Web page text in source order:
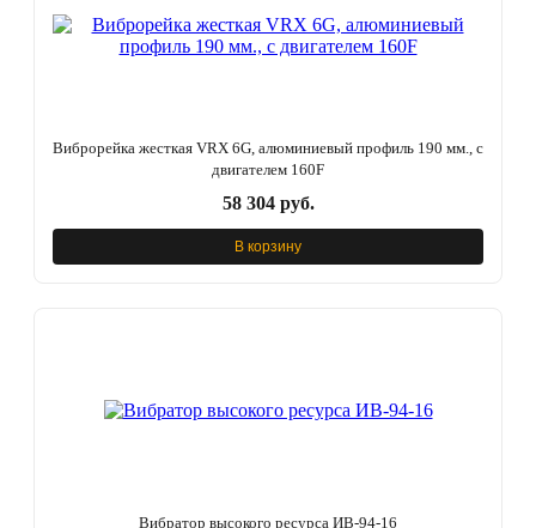
Виброрейка жесткая VRX 6G, алюминиевый профиль 190 мм., с
двигателем 160F
58 304 руб.
В корзину
Вибратор высокого ресурса ИВ-94-16